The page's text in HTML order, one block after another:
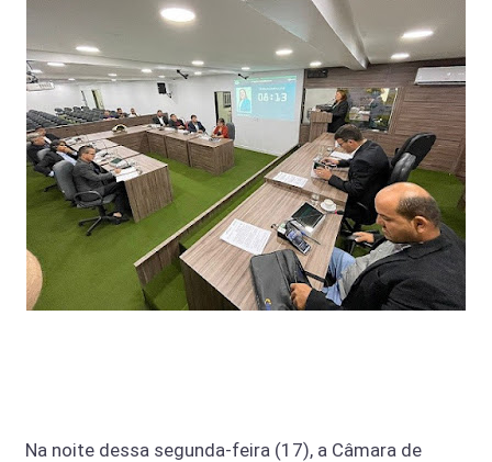
Na noite dessa segunda-feira (17), a Câmara de